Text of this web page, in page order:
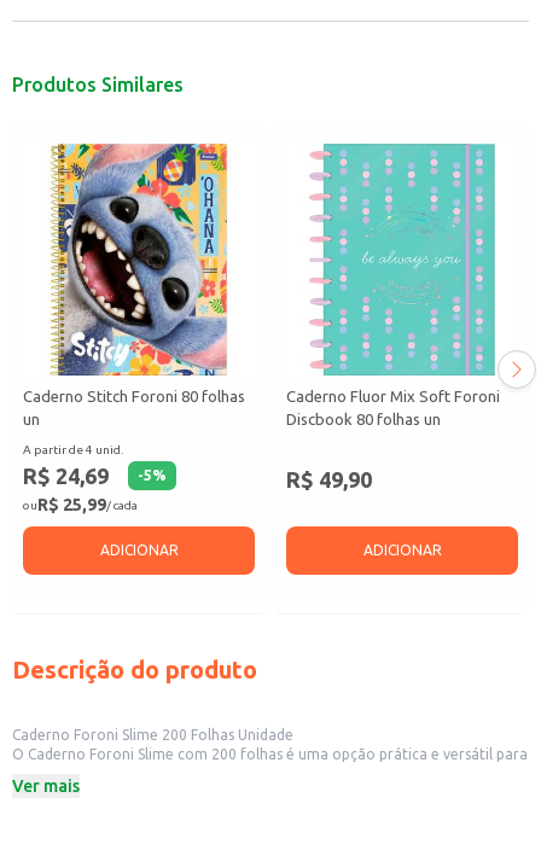
Produtos Similares
Caderno Stitch Foroni 80 folhas
un
A partir de 4 unid.
R$ 24,69 -5%
ouR$ 25,99/ cada
ADICIONAR
Caderno Fluor Mix Soft Foroni
Discbook 80 folhas un
R$ 49,90
ADICIONAR
Descrição do produto
Caderno Foroni Slime 200 Folhas Unidade
O Caderno Foroni Slime com 200 folhas é uma opção prática e versátil para
ideal para estudantes, profissionais e para uso pessoal. A praticidade do
Ver mais